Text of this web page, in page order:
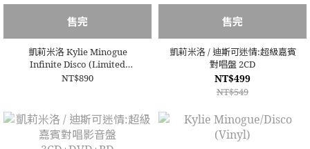
售完
凱莉米洛 Kylie Minogue
Infinite Disco (Limited
edition, clear vinyl) 限量彩膠
NT$890
售完
凱莉米洛 / 迪斯可迷情:超級嘉賓
對唱盤 2CD
NT$499
NT$549